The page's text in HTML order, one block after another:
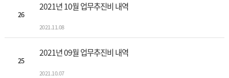
26
2021년 10월 업무추진비 내역
2021.11.08
25
2021년 09월 업무추진비 내역
2021.10.07